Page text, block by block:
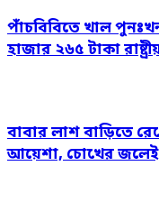
পাঁচবিবিতে খাল
হাজার ২৬৫ টাকা
বাবার লাশ বাড়িতে
আয়েশা, চোখের জলেই